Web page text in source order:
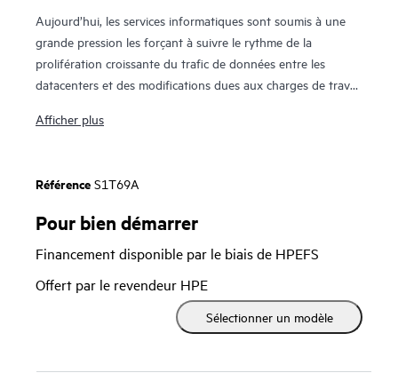
Aujourd’hui, les services informatiques sont soumis à une
grande pression les forçant à suivre le rythme de la
prolifération croissante du trafic de données entre les
datacenters et des modifications dues aux charges de travail
les exigences du contrat de niveau de Service (SLA) et les
permettre une réplication rapide, continue et sécurisée des
données critiques depuis n’importe où dans le monde.
Le commutateur d’extension SAN HPE Storage Série B
SN4700B surmonte ces défis en fournissant une solution
puissante, fiable et sécurisée pour la reprise après sinistre
des grands environnements complexes. Cette solution de
connectivité de réplication cyber-résiliente pour le stockage
Afficher plus
Référence S1T69A
Pour bien démarrer
Financement disponible par le biais de HPEFS
Offert par le revendeur HPE
Sélectionner un modèle